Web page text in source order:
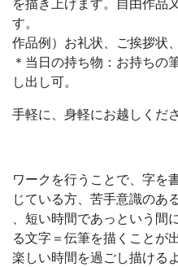
す。
作品例）お礼状、ご挨拶状
＊当日の持ち物：お持ち
し出し可。
手軽に、身軽にお越しくだ
ワークを行うことで、字を
じている方、苦手意識のあ
、短い時間であっという
る文字＝伝筆を描くことが
楽しい時間を過ごし描ける